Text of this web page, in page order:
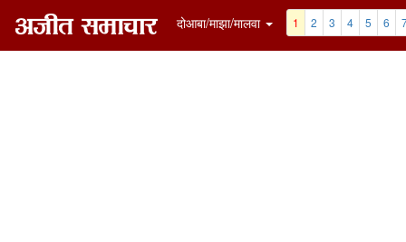
दोआबा/माझा/मालवा 1 2 3 4 5 6